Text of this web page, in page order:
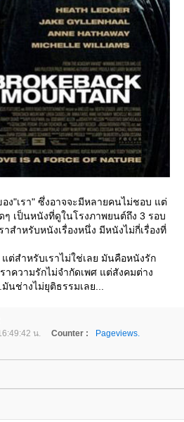
ง"เรา" ซึ่งอาจจะมีหลายคนไม่ชอบ แต่
ๆ เป็นหนังที่ดูในโรงภาพยนต์ถึง 3 รอบ
สำหรับหนังเรื่องหนึ่ง มีหนังไม่กี่เรื่องที่
ต่สำหรับเราไม่ใช่เลย มันคือหนังรัก
าความรักไม่จำกัดเพศ แต่สังคมต่าง
นช่างไม่ยุติธรรมเลย...
น. Counter :
Pageviews.